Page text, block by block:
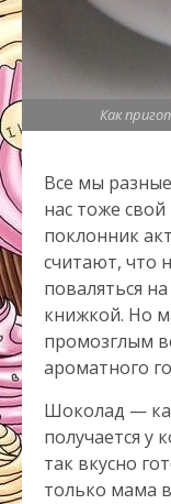
Как
Все мы
нас тоже
поклонник
считают, что
поваляться
книжкой. Но
промозглым
ароматного
Шоколад —
получается у
так вкусно
только мама